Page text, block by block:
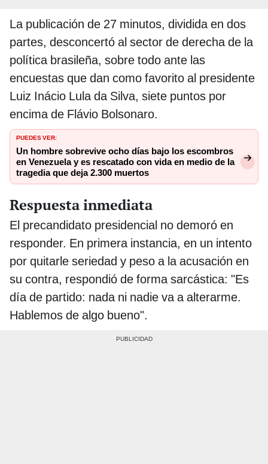
La publicación de 27 minutos, dividida en dos
partes, desconcertó al sector de derecha de la
política brasileña, sobre todo ante las
encuestas que dan como favorito al presidente
Luiz Inácio Lula da Silva, siete puntos por
encima de Flávio Bolsonaro.
PUEDES VER:
Un hombre sobrevive ocho días bajo los escombros
en Venezuela y es rescatado con vida en medio de la
tragedia que deja 2.300 muertos
Respuesta inmediata
El precandidato presidencial no demoró en
responder. En primera instancia, en un intento
por quitarle seriedad y peso a la acusación en
su contra, respondió de forma sarcástica: "Es
día de partido: nada ni nadie va a alterarme.
Hablemos de algo bueno".